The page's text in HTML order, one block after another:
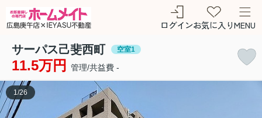
ログインお気に入りMENU
サーパス己斐西町 空室1
11.5万円 管理/共益費 -
1 /26